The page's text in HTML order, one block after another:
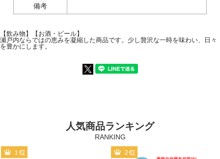
備考
【飲み物】【お酒・ビール】
瀬戸内ならではの恵みを凝縮した商品です。少し贅沢な一時を味わい、日々
を豊かにします。
人気商品ランキング